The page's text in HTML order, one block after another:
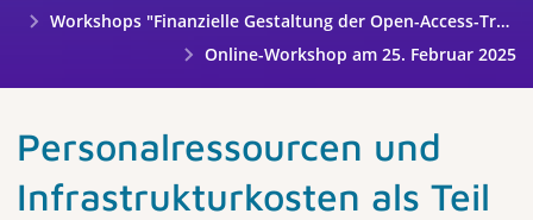
Workshops "Finanzielle Gestaltung der Open-Access-Transformation an Hochschulen und Wissenschaftseinrichtungen"
Online-Workshop am 25. Februar 2025
Personalressourcen und
Infrastrukturkosten als Teil